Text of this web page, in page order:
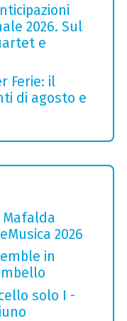
2026. Sul
e
Ferie: il
di agosto e
Mafalda
2026
in
solo I -